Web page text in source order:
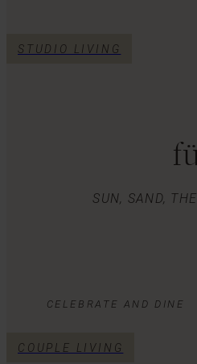
STUDIO LIVING
COUPLE LIVING
SUN, SAND,
CELEBRATE AND DINE